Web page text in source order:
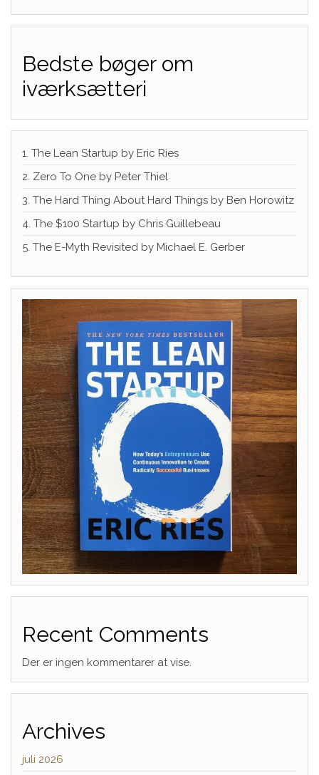
Bedste bøger om
iværksætteri
1. The Lean Startup by Eric Ries
2. Zero To One by Peter Thiel
3. The Hard Thing About Hard Things by Ben Horowitz
4. The $100 Startup by Chris Guillebeau
5. The E-Myth Revisited by Michael E. Gerber
Recent Comments
Der er ingen kommentarer at vise.
Archives
juli 2026